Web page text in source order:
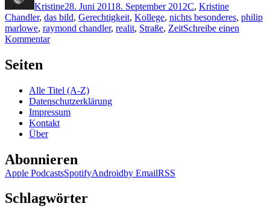
Kristine28. Juni 20118. September 2012C, Kristine
Chandler, das bild, Gerechtigkeit, Kollege, nichts besonderes, philip
marlowe, raymond chandler, realit, Straße, ZeitSchreibe einen
Kommentarzu
–
Das
Gesetz
der
Seiten
Alle Titel (A-Z)
Datenschutzerklärung
Impressum
Kontakt
Über
Abonnieren
Apple PodcastsSpotifyAndroidby EmailRSS
Schlagwörter